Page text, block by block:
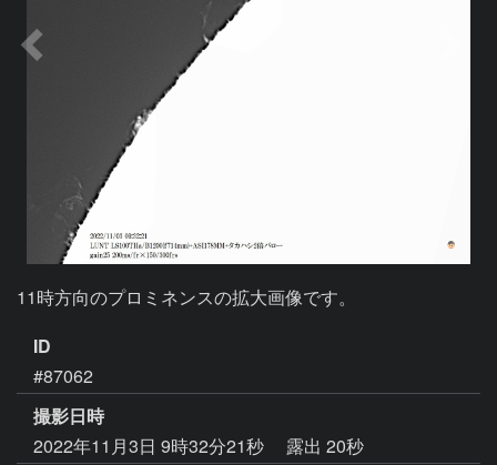
11時方向のプロミネンスの拡大画像です。
ID
#87062
撮影日時
2022年11月3日 9時32分21秒
露出 20秒